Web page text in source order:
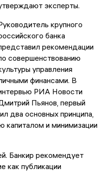
эксперты.
крупного
банка
рекомендации
совершенствованию
управления
финансами. В
РИА Новости
Пьянов, первый
два основных принципа,
капиталом и минимизации
Банкир рекомендует
как публикации